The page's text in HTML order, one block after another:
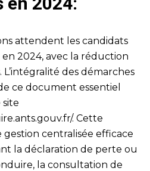
attendent les candidats
2024, avec la réduction
L’intégralité des démarches
ce document essentiel
site
. Cette
centralisée efficace
la déclaration de perte ou
la consultation de